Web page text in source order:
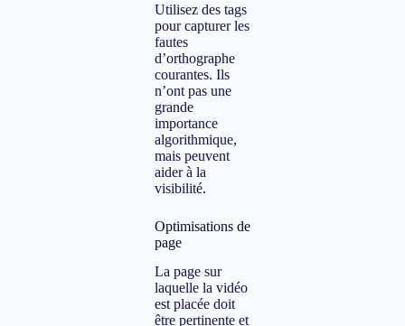
Utilisez des tags
pour capturer les
fautes
d’orthographe
courantes. Ils
n’ont pas une
grande
importance
algorithmique,
mais peuvent
aider à la
visibilité.
Optimisations de
page
La page sur
laquelle la vidéo
est placée doit
être pertinente et